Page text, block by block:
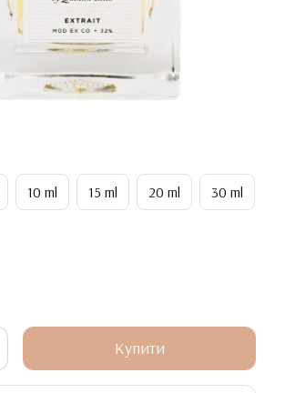
10 ml 15 ml 20 ml 30 ml
Купити